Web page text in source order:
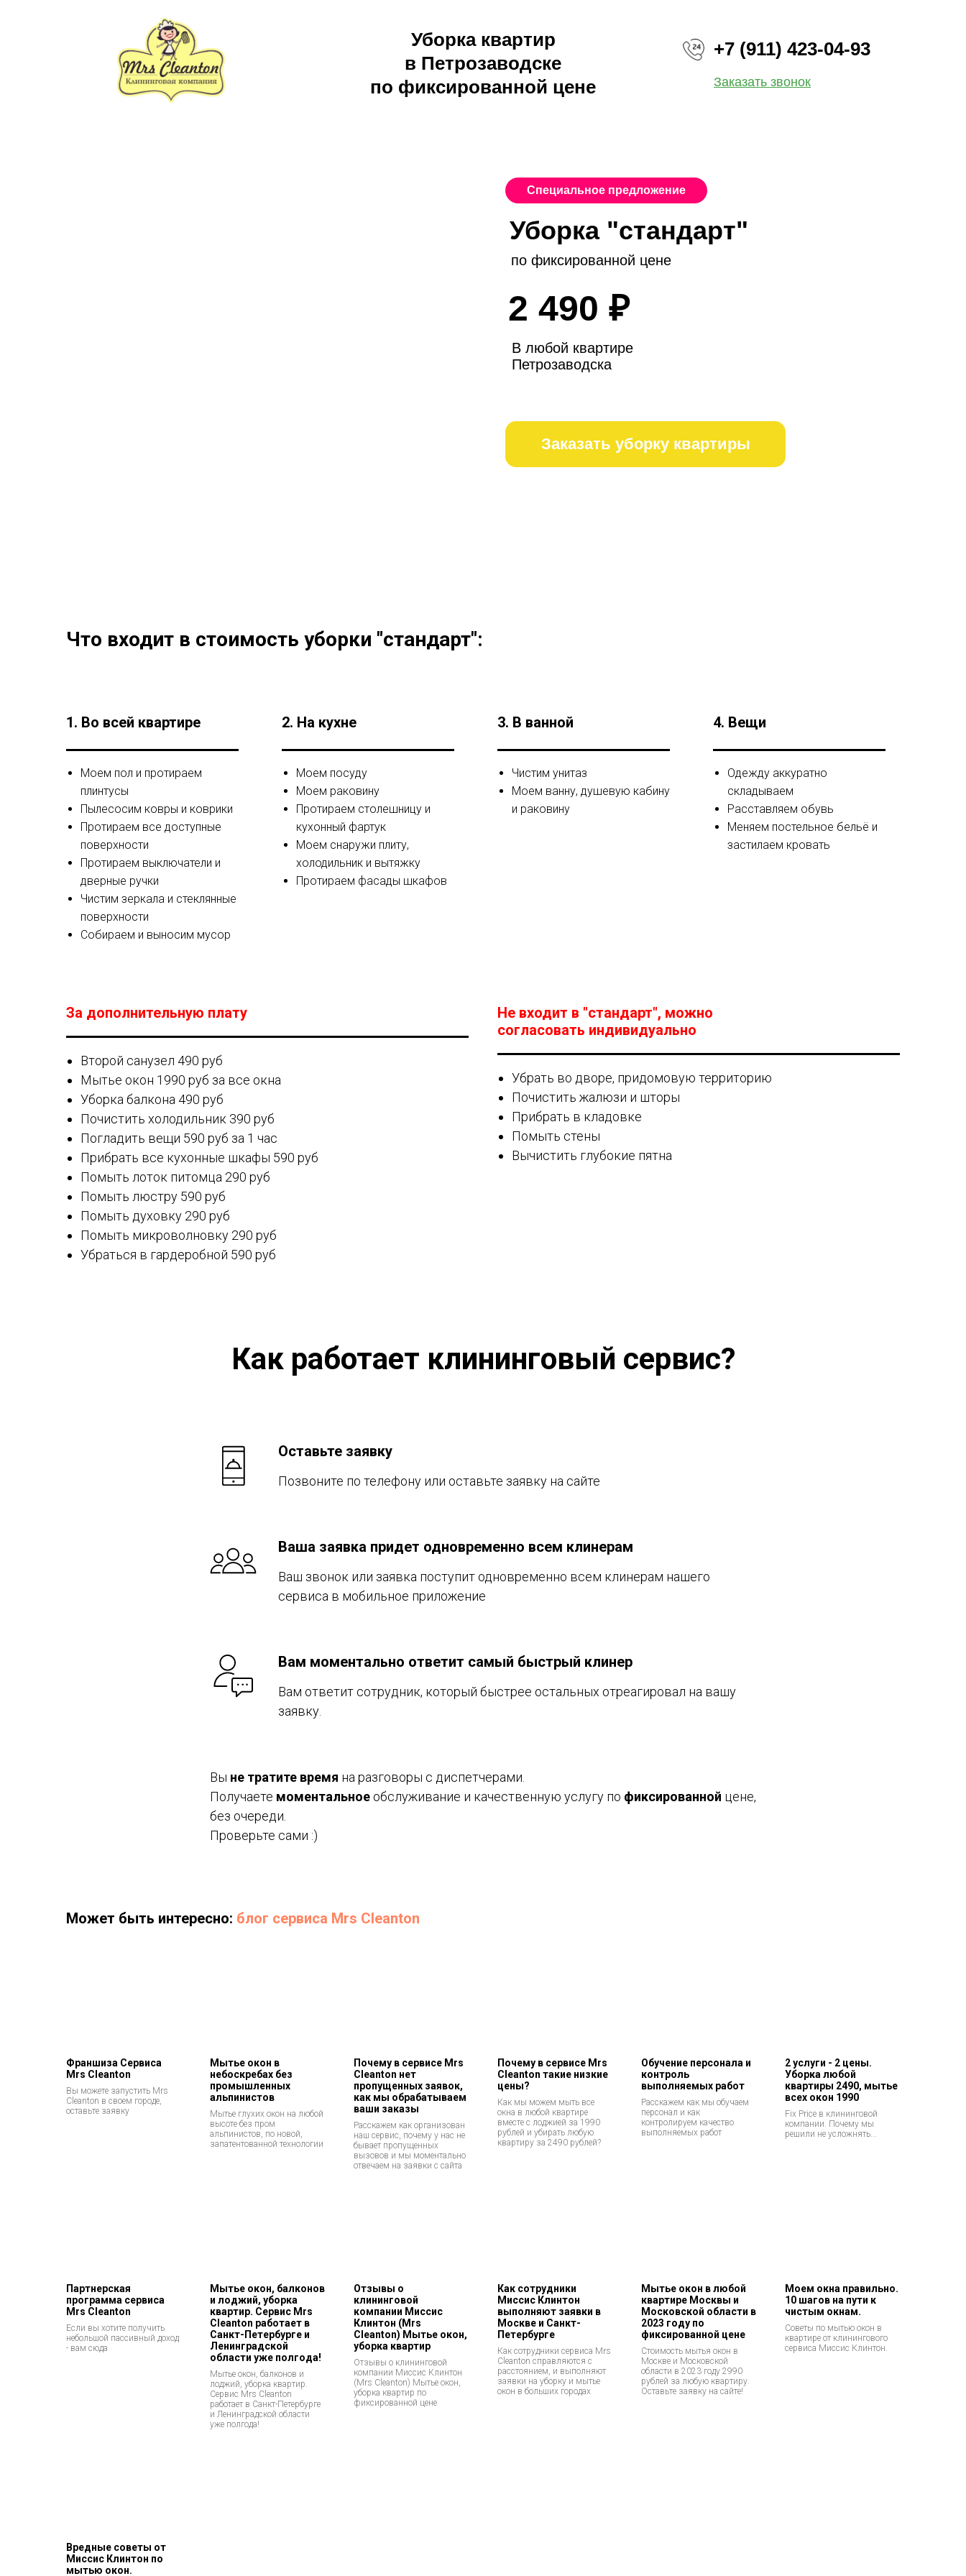
Уборка квартир
в Петрозаводске
по фиксированной цене
Заказать звонок
+7 (911) 423-04-93
В любой квартире
Петрозаводска
Заказать уборку квартиры
по фиксированной цене
Уборка "стандарт"
Специальное предложение
2 490 ₽
Что входит в стоимость уборки "стандарт":
1. Во всей квартире
Моем пол и протираем
плинтусы
Пылесосим ковры и коврики
Протираем все доступные
поверхности
Протираем выключатели и
дверные ручки
Чистим зеркала и стеклянные
поверхности
Собираем и выносим мусор
2. На кухне
Моем посуду
Моем раковину
Протираем столешницу и
кухонный фартук
Моем снаружи плиту,
холодильник и вытяжку
Протираем фасады шкафов
3. В ванной
Чистим унитаз
Моем ванну, душевую кабину
и раковину
4. Вещи
Одежду аккуратно
складываем
Расставляем обувь
Меняем постельное бельё и
застилаем кровать
За дополнительную плату
Второй санузел 490 руб
Мытье окон 1990 руб за все окна
Уборка балкона 490 руб
Почистить холодильник 390 руб
Погладить вещи 590 руб за 1 час
Прибрать все кухонные шкафы 590 руб
Помыть лоток питомца 290 руб
Помыть люстру 590 руб
Помыть духовку 290 руб
Помыть микроволновку 290 руб
Убраться в гардеробной 590 руб
Не входит в "стандарт", можно
согласовать индивидуально
Убрать во дворе, придомовую территорию
Почистить жалюзи и шторы
Прибрать в кладовке
Помыть стены
Вычистить глубокие пятна
Как работает клининговый сервис?
Оставьте заявку
Позвоните по телефону или оставьте заявку на сайте
Ваша заявка придет одновременно всем клинерам
Ваш звонок или заявка поступит одновременно всем клинерам нашего
сервиса в мобильное приложение
Вам моментально ответит самый быстрый клинер
Вам ответит сотрудник, который быстрее остальных отреагировал на вашу
заявку.
Вы не тратите время на разговоры с диспетчерами.
Получаете моментальное обслуживание и качественную услугу по фиксированной цене,
без очереди.
Проверьте сами :)
Может быть интересно: блог сервиса Mrs Cleanton
Франшиза Сервиса
Mrs Cleanton
Вы можете запустить Mrs
Cleanton в своем городе,
оставьте заявку
Мытье окон в
небоскребах без
промышленных
альпинистов
Мытье глухих окон на любой
высоте без пром
альпинистов, по новой,
запатентованной технологии
Почему в сервисе Mrs
Cleanton нет
пропущенных заявок,
как мы обрабатываем
ваши заказы
Расскажем как организован
наш сервис, почему у нас не
бывает пропущенных
вызовов и мы моментально
отвечаем на заявки с сайта
Почему в сервисе Mrs
Cleanton такие низкие
цены?
Как мы можем мыть все
окна в любой квартире
вместе с лоджией за 1990
рублей и убирать любую
квартиру за 2490 рублей?
Обучение персонала и
контроль
выполняемых работ
Расскажем как мы обучаем
персонал и как
контролируем качество
выполняемых работ
2 услуги - 2 цены.
Уборка любой
квартиры 2490, мытье
всех окон 1990
Fix Price в клининговой
компании. Почему мы
решили не усложнять...
Партнерская
программа сервиса
Mrs Cleanton
Если вы хотите получить
небольшой пассивный доход
- вам сюда
Мытье окон, балконов
и лоджий, уборка
квартир. Сервис Mrs
Cleanton работает в
Санкт-Петербурге и
Ленинградской
области уже полгода!
Мытье окон, балконов и
лоджий, уборка квартир.
Сервис Mrs Cleanton
работает в Санкт-Петербурге
и Ленинградской области
уже полгода!
Отзывы о
клининговой
компании Миссис
Клинтон (Mrs
Cleanton) Мытье окон,
уборка квартир
Отзывы о клининговой
компании Миссис Клинтон
(Mrs Cleanton) Мытье окон,
уборка квартир по
фиксированной цене
Как сотрудники
Миссис Клинтон
выполняют заявки в
Москве и Санкт-
Петербурге
Как сотрудники сервиса Mrs
Cleanton справляются с
расстоянием, и выполняют
заявки на уборку и мытье
окон в больших городах
Мытье окон в любой
квартире Москвы и
Московской области в
2023 году по
фиксированной цене
Стоимость мытья окон в
Москве и Московской
области в 2023 году 2990
рублей за любую квартиру.
Оставьте заявку на сайте!
Моем окна правильно.
10 шагов на пути к
чистым окнам.
Советы по мытью окон в
квартире от клинингового
сервиса Миссис Клинтон.
Вредные советы от
Миссис Клинтон по
мытью окон.